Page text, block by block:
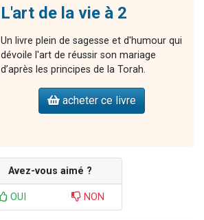
L'art de la vie à 2
Un livre plein de sagesse et d'humour qui
dévoile l'art de réussir son mariage
d’après les principes de la Torah.
acheter ce livre
Avez-vous aimé ?
OUI NON